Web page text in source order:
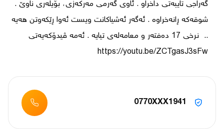
https://youtu.be/ZCTgasJ3sFw
0770XXX1941